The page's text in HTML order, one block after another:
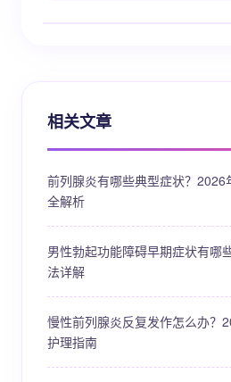
相关文章
前列腺炎有哪些典型症状？2026
全解析
男性勃起功能障碍早期症状有哪
法详解
慢性前列腺炎反复发作怎么办？
护理指南